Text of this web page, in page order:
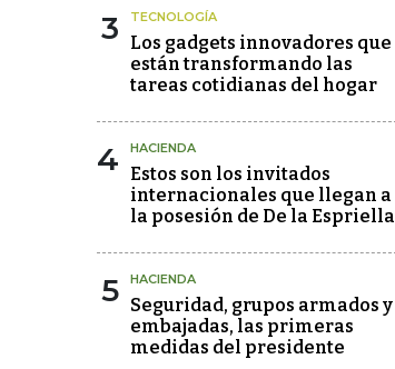
3 TECNOLOGÍA
Los gadgets innovadores que
están transformando las
tareas cotidianas del hogar
4 HACIENDA
Estos son los invitados
internacionales que llegan a
la posesión de De la Espriella
5 HACIENDA
Seguridad, grupos armados y
embajadas, las primeras
medidas del presidente